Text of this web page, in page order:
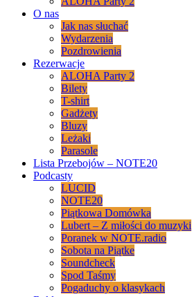
O nas
Jak nas słuchać
Wydarzenia
Pozdrowienia
Rezerwacje
ALOHA Party 2
Bilety
T-shirt
Gadżety
Bluzy
Leżaki
Parasole
Lista Przebojów – NOTE20
Podcasty
LUCID
NOTE20
Piątkowa Domówka
Lubert – Z miłości do muzyki
Poranek w NOTE.radio
Sobota na Piątke
Soundcheck
Spod Taśmy
Pogaduchy o klasykach